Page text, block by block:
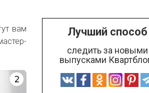
вам
Лучший способ
следить за новыми
выпусками